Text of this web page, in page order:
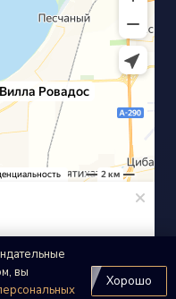
вы
Хорошо